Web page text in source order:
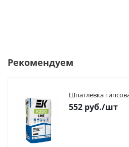
Рекомендуем
Шпатлевка
552 руб./шт